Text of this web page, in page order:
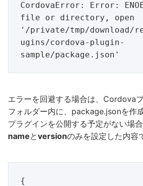
CordovaError: Error:
file or directory, open
'/private/tmp/download/
ugins/cordova-plugin-
エラーを回避する場合は、Cordova
フォルダー内に、package.jsonを作
プラグインを公開する予定がない場
nameとversionのみを設定した内容
{